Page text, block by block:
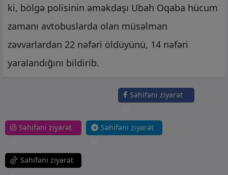
ki, bölgə polisinin əməkdaşı Ubah Oqaba hücum
zamanı avtobuslarda olan müsəlman
zəvvarlardan 22 nəfəri öldüyünü, 14 nəfəri
yaralandığını bildirib.
Səhifəni ziyarət
Səhifəni ziyarət
Səhifəni ziyarət
Səhifəni ziyarət